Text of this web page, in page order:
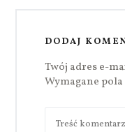
DODAJ
Twój adres e-
Wymagane